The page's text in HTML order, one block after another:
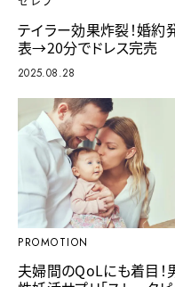
テイラー効果炸裂！婚約
表→20分でドレス完売
2025.08.28
PROMOTION
夫婦間のQoLにも着目！